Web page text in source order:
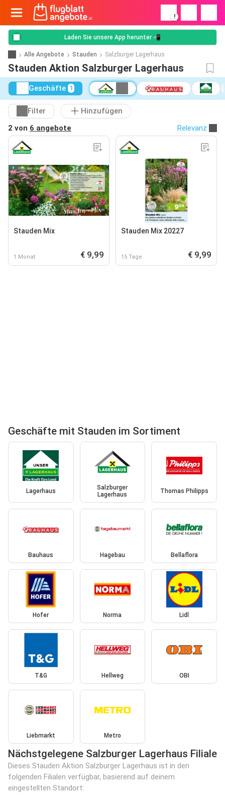
!
Laden Sie unsere App herunter 📲
Alle Angebote Stauden Salzburger Lagerhaus
Stauden Aktion Salzburger Lagerhaus
Geschäfte 1
Filter
Hinzufügen
2 von 6 angebote Relevanz
Stauden Mix
1 Monat € 9,99
Stauden Mix 20227
15 Tage € 9,99
Geschäfte mit Stauden im Sortiment
Lagerhaus
Salzburger
Lagerhaus
Thomas Philipps
Bauhaus Hagebau Bellaflora
Hofer Norma Lidl
T&G Hellweg OBI
Liebmarkt Metro
Nächstgelegene Salzburger Lagerhaus Filiale
Dieses Stauden Aktion Salzburger Lagerhaus ist in den
folgenden Filialen verfügbar, basierend auf deinem
eingestellten Standort: